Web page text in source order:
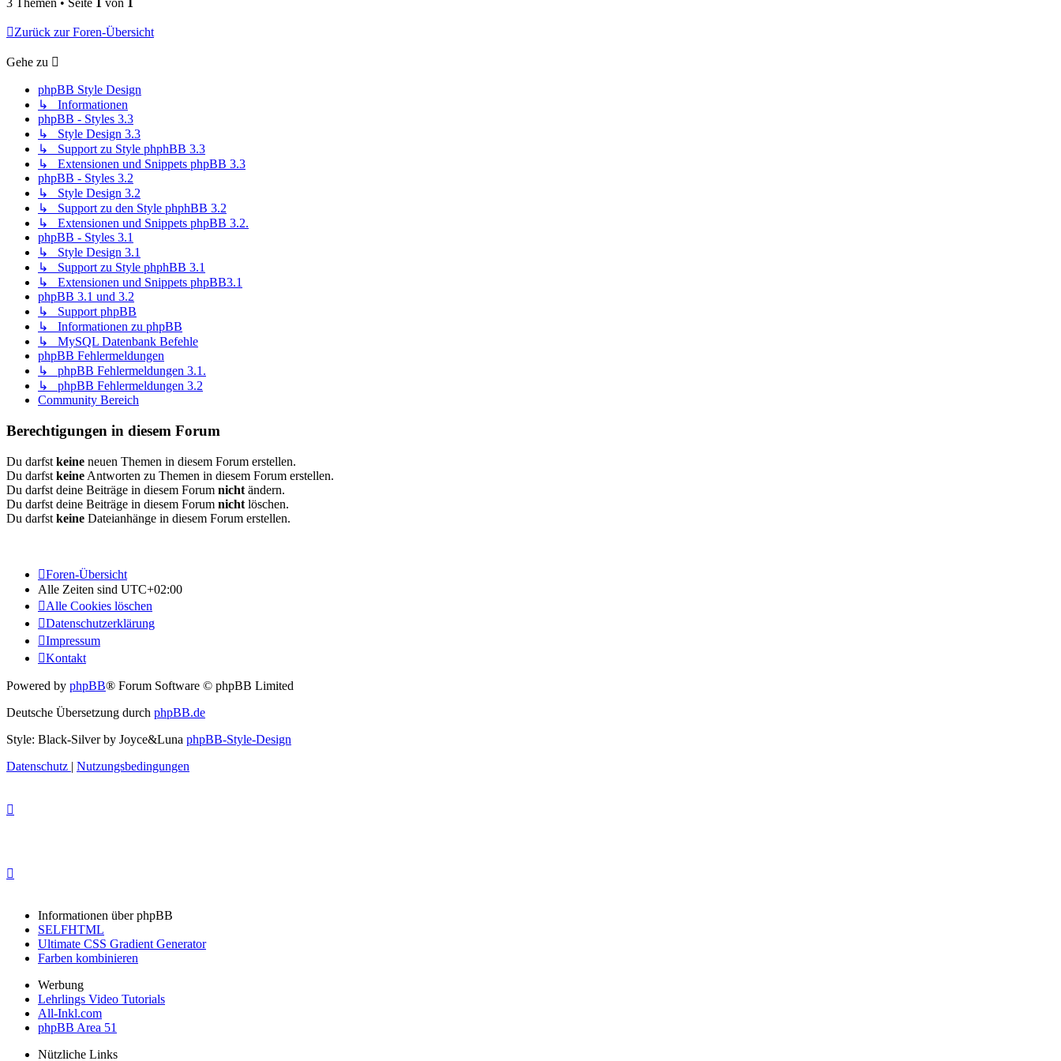
3 Themen • Seite von
Zurück zur Foren-Übersicht
Gehe zu
phpBB Style Design
↳ Informationen
phpBB - Styles 3.3
↳ Style Design 3.3
↳ Support zu Style phphBB 3.3
↳ Extensionen und Snippets phpBB 3.3
phpBB - Styles 3.2
↳ Style Design 3.2
↳ Support zu den Style phphBB 3.2
↳ Extensionen und Snippets phpBB 3.2.
phpBB - Styles 3.1
↳ Style Design 3.1
↳ Support zu Style phphBB 3.1
↳ Extensionen und Snippets phpBB3.1
phpBB 3.1 und 3.2
↳ Support phpBB
↳ Informationen zu phpBB
↳ MySQL Datenbank Befehle
phpBB Fehlermeldungen
↳ phpBB Fehlermeldungen 3.1.
↳ phpBB Fehlermeldungen 3.2
Community Bereich
Berechtigungen in diesem Forum
Du darfst keine neuen Themen in diesem Forum erstellen.
Du darfst keine Antworten zu Themen in diesem Forum erstellen.
Du darfst deine Beiträge in diesem Forum nicht ändern.
Du darfst deine Beiträge in diesem Forum nicht löschen.
Du darfst keine Dateianhänge in diesem Forum erstellen.
Foren-Übersicht
Alle Zeiten sind UTC+02:00
Alle Cookies löschen
Datenschutzerklärung
Impressum
Kontakt
Powered by phpBB® Forum Software © phpBB Limited
Deutsche Übersetzung durch phpBB.de
Style: Black-Silver by Joyce&Luna phpBB-Style-Design
Datenschutz | Nutzungsbedingungen
Informationen über phpBB
SELFHTML
Ultimate CSS Gradient Generator
Farben kombinieren
Werbung
Lehrlings Video Tutorials
All-Inkl.com
phpBB Area 51
Nützliche Links